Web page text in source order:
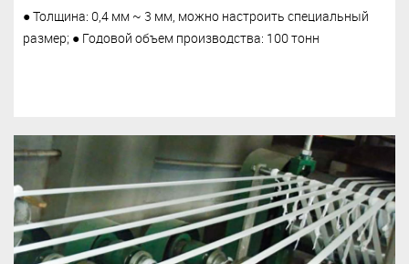
● Толщина: 0,4 мм ~ 3 мм, можно настроить специальный
размер; ● Годовой объем производства: 100 тонн